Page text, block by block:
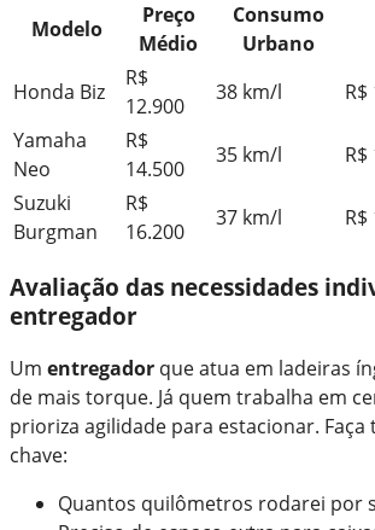
Modelo
Preço
Médio
Consumo
Urbano
Honda Biz
R$
12.900
38 km/l
R$
Yamaha
Neo
R$
14.500
35 km/l
R$
Suzuki
Burgman
R$
16.200
37 km/l R$
Avaliação das necessidades
entregador
Um entregador que atua em ladeiras
de mais torque. Já quem trabalha em
prioriza agilidade para estacionar.
chave:
Quantos quilômetros rodarei por